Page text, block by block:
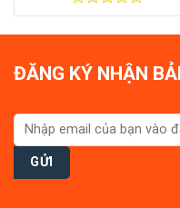
0
out
ĐĂNG KÝ NHẬN